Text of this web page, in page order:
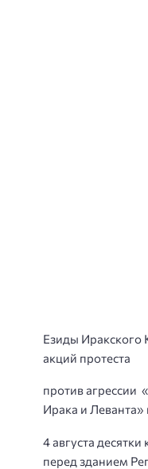
Езиды Иракского
акций протеста
против агрессии
Ирака и
4 августа
перед зданием